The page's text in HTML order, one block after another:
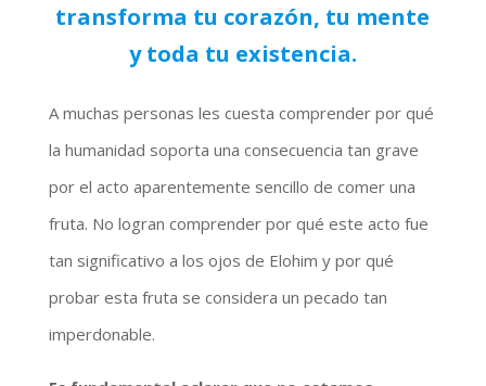
transforma tu corazón, tu mente
y toda tu existencia.
A muchas personas les cuesta comprender por qué
la humanidad soporta una consecuencia tan grave
por el acto aparentemente sencillo de comer una
fruta. No logran comprender por qué este acto fue
tan significativo a los ojos de Elohim y por qué
probar esta fruta se considera un pecado tan
imperdonable.